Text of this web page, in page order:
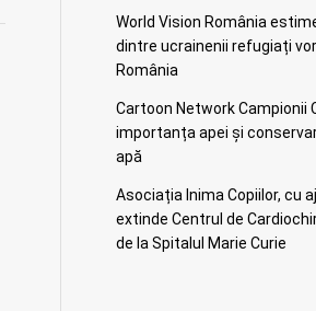
World Vision România
dintre ucrainenii refugiați
România
Cartoon Network Campionii
importanța apei și
apă
Asociația Inima Copiilor, cu
extinde Centrul de
de la Spitalul Marie Curie